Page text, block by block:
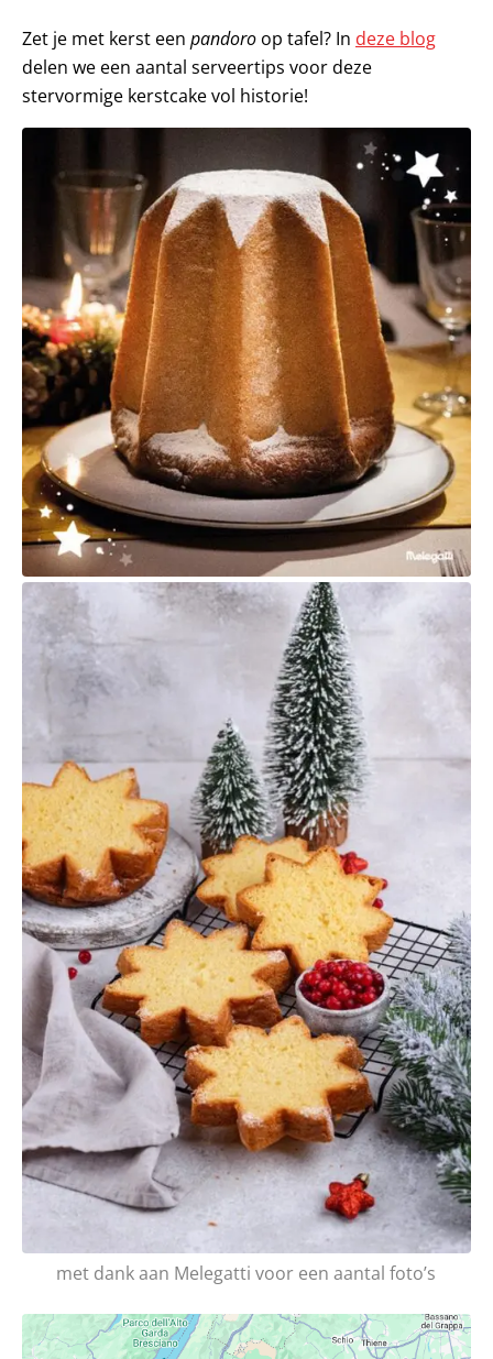
Zet je met kerst een pandoro op tafel? In deze blog
delen we een aantal serveertips voor deze
stervormige kerstcake vol historie!
met dank aan Melegatti voor een aantal foto’s